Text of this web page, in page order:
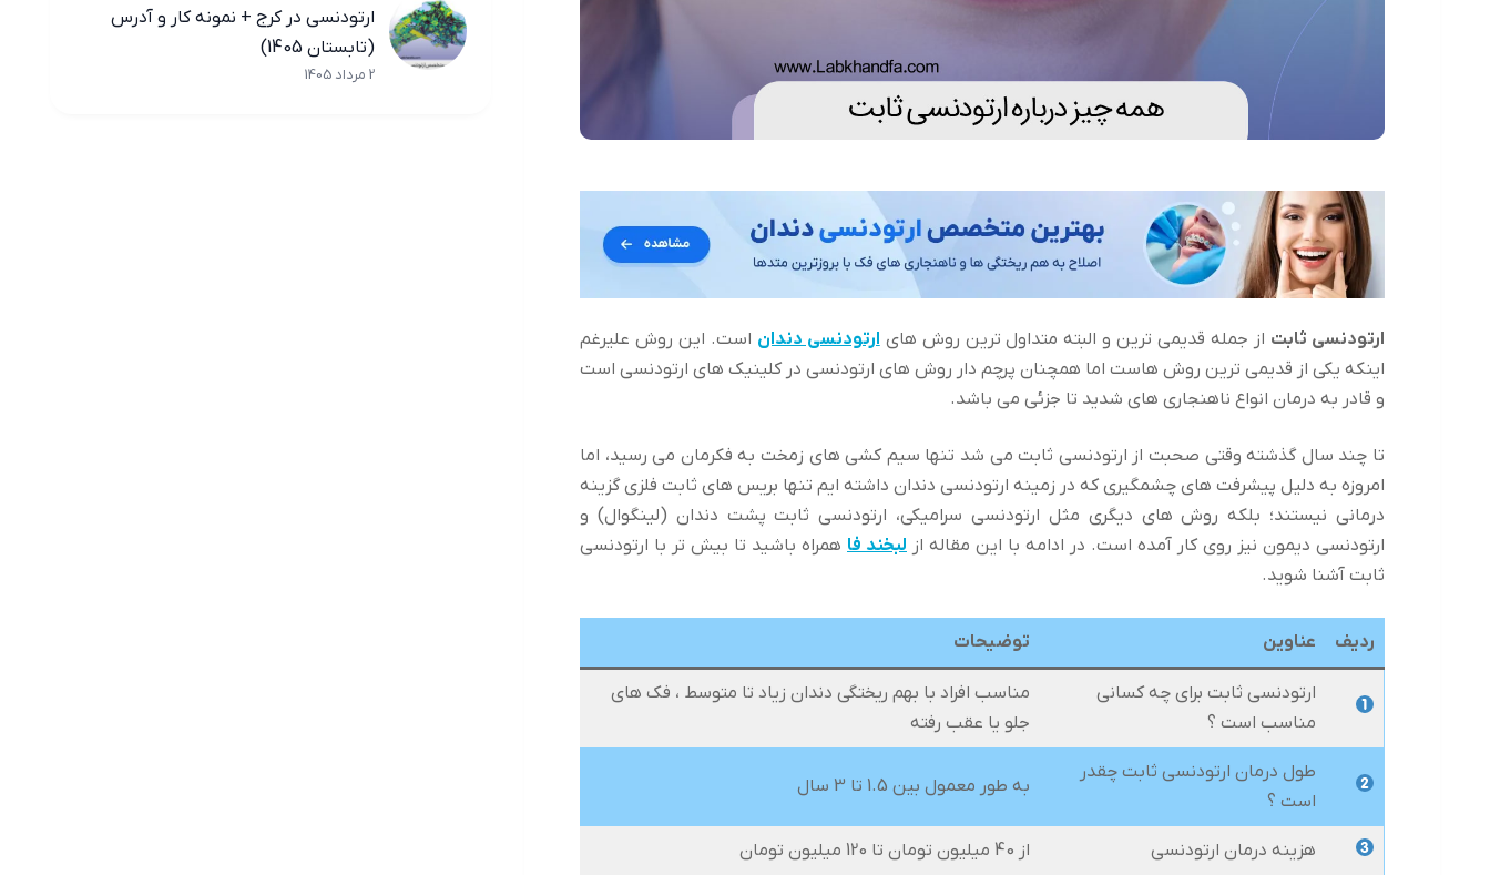
ارتودنسی ثابت از جمله قدیمی ترین و البته متداول ترین روش های ارتودنسی دندان است. این روش علیرغم
اینکه یکی از قدیمی ترین روش هاست اما همچنان پرچم دار روش های ارتودنسی در کلینیک های ارتودنسی است
و قادر به درمان انواع ناهنجاری های شدید تا جزئی می باشد.
تا چند سال گذشته وقتی صحبت از ارتودنسی ثابت می شد تنها سیم کشی های زمخت به فکرمان می رسید، اما
امروزه به دلیل پیشرفت های چشمگیری که در زمینه ارتودنسی دندان داشته ایم تنها بریس های ثابت فلزی گزینه
درمانی نیستند؛ بلکه روش های دیگری مثل ارتودنسی سرامیکی، ارتودنسی ثابت پشت دندان (لینگوال) و
ارتودنسی دیمون نیز روی کار آمده است. در ادامه با این مقاله از لبخند فا همراه باشید تا بیش تر با ارتودنسی
ثابت آشنا شوید.
ردیف عناوین توضیحات
ارتودنسی ثابت برای چه کسانی
مناسب است ؟
مناسب افراد با بهم ریختگی دندان زیاد تا متوسط ، فک های
جلو یا عقب رفته
طول درمان ارتودنسی ثابت چقدر
است ؟
به طور معمول بین 1.5 تا 3 سال
هزینه درمان ارتودنسی از 40 میلیون تومان تا 120 میلیون تومان
ارتودنسی در کرج + نمونه کار و آدرس
(تابستان 1405)
2 مرداد 1405